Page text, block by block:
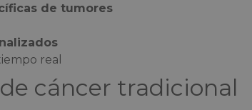
de tumores
real
cáncer tradicional